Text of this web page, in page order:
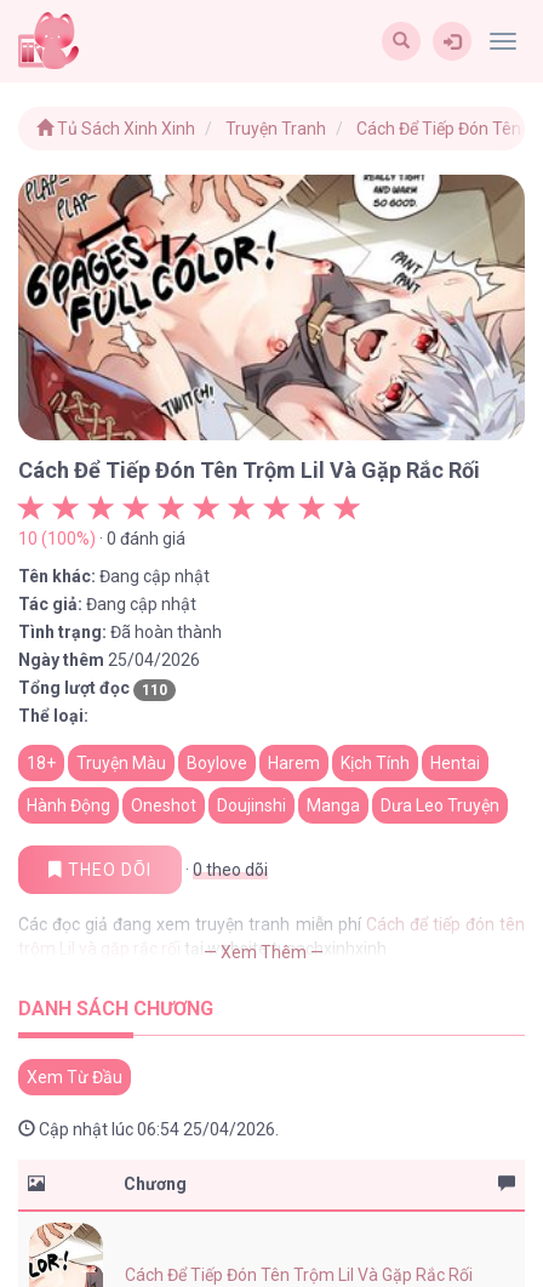
Tủ Sách Xinh Xinh Truyện Tranh Cách Để Tiếp Đón Tên
Cách Để Tiếp Đón Tên Trộm Lil Và Gặp Rắc Rối
10 (100%) · 0 đánh giá
Tên khác: Đang cập nhật
Tác giả: Đang cập nhật
Tình trạng: Đã hoàn thành
Ngày thêm 25/04/2026
Tổng lượt đọc
110
Thể loại:
18+ Truyện Màu Boylove Harem Kịch Tính Hentai
Hành Động Oneshot Doujinshi Manga Dưa Leo Truyện
THEO DÕI · 0theo dõi
Các đọc giả đang xem truyện tranh miễn phí Cách để tiếp đón tên
trộm Lil và gặp rắc rối
tại website tusachxinhxinh
— Xem Thêm —
DANH SÁCH CHƯƠNG
Xem Từ Đầu
Cập nhật lúc 06:54 25/04/2026.
Chương
Cách Để Tiếp Đón Tên Trộm Lil Và Gặp Rắc Rối